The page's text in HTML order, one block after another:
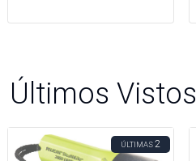
Últimos Vistos
ÚLTIMAS2